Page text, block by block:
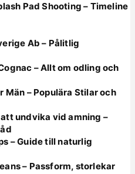
Pad Shooting – Timeline
Ab – Pålitlig
– Allt om odling och
– Populära Stilar och
undvika vid amning –
– Guide till naturlig
– Passform, storlekar